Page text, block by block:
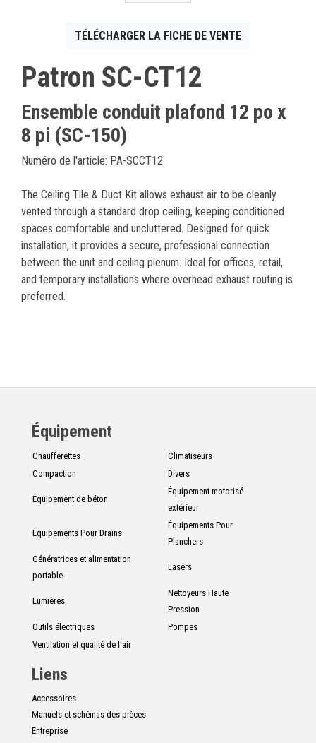
TÉLÉCHARGER LA FICHE DE VENTE
Patron SC-CT12
Ensemble conduit plafond 12 po x
8 pi (SC-150)
Numéro de l'article: PA-SCCT12
The Ceiling Tile & Duct Kit allows exhaust air to be cleanly
vented through a standard drop ceiling, keeping conditioned
spaces comfortable and uncluttered. Designed for quick
installation, it provides a secure, professional connection
between the unit and ceiling plenum. Ideal for offices, retail,
and temporary installations where overhead exhaust routing is
preferred.
Équipement
Chaufferettes
Climatiseurs
Compaction
Divers
Équipement de béton
Équipement motorisé
extérieur
Équipements Pour Drains
Équipements Pour
Planchers
Génératrices et alimentation
portable
Lasers
Lumières
Nettoyeurs Haute
Pression
Outils électriques
Pompes
Ventilation et qualité de l'air
Liens
Accessoires
Manuels et schémas des pièces
Entreprise